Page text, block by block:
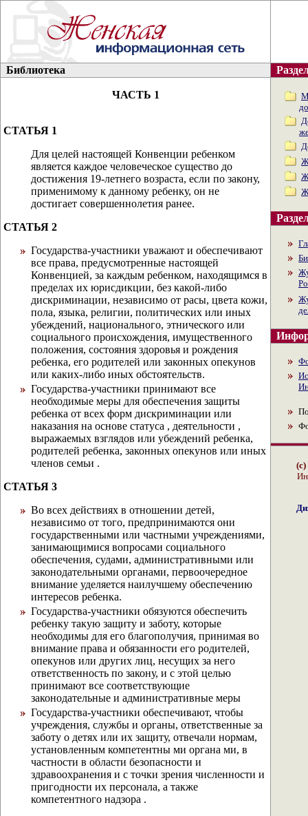
Библиотека
ЧАСТЬ 1
СТАТЬЯ 1
Для целей настоящей Конвенции ребенком
является каждое человеческое существо до
достижения 19-летнего возраста, если по закону,
применимому к данному ребенку, он не
достигает совершеннолетия ранее.
СТАТЬЯ 2
Государства-участники уважают и обеспечивают
все права, предусмотренные настоящей
Конвенцией, за каждым ребенком, находящимся в
пределах их юрисдикции, без какой-либо
дискриминации, независимо от расы, цвета кожи,
пола, языка, религии, политических или иных
убеждений, национального, этнического или
социального происхождения, имущественного
положения, состояния здоровья и рождения
ребенка, его родителей или законных опекунов
или каких-либо иных обстоятельств.
Государства-участники принимают все
необходимые меры для обеспечения защиты
ребенка от всех форм дискриминации или
наказания на основе статуса , деятельности ,
выражаемых взглядов или убеждений ребенка,
родителей ребенка, законных опекунов или иных
членов семьи .
СТАТЬЯ 3
Во всех действиях в отношении детей,
независимо от того, предпринимаются они
государственными или частными учреждениями,
занимающимися вопросами социального
обеспечения, судами, административными или
законодательными органами, первоочередное
внимание уделяется наилучшему обеспечению
интересов ребенка.
Государства-участники обязуются обеспечить
ребенку такую защиту и заботу, которые
необходимы для его благополучия, принимая во
внимание права и обязанности его родителей,
опекунов или других лиц, несущих за него
ответственность по закону, и с этой целью
принимают все соответствующие
законодательные и административные меры
Государства-участники обеспечивают, чтобы
учреждения, службы и органы, ответственные за
заботу о детях или их защиту, отвечали нормам,
установленным компетентны ми органа ми, в
частности в области безопасности и
здравоохранения и с точки зрения численности и
пригодности их персонала, а также
компетентного надзора .